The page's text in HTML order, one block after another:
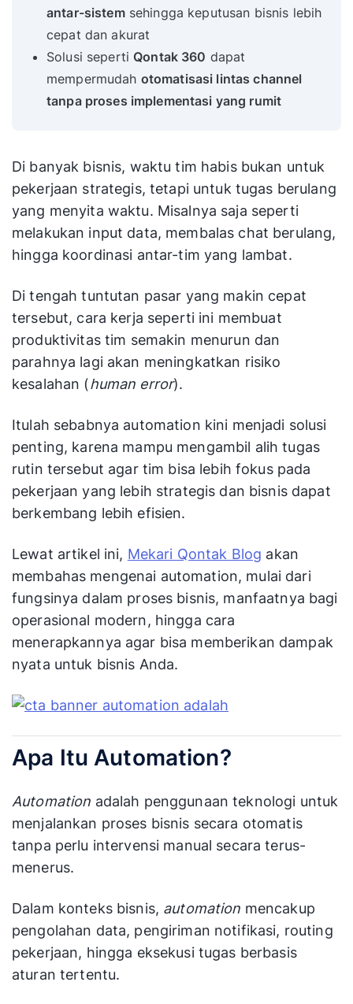
antar-sistemsehingga keputusan bisnis lebih
cepat dan akurat
Solusi seperti Qontak 360 dapat
mempermudah otomatisasi lintas channel
tanpa proses implementasi yang rumit
Di banyak bisnis, waktu tim habis bukan untuk
pekerjaan strategis, tetapi untuk tugas berulang
yang menyita waktu. Misalnya saja seperti
melakukan input data, membalas chat berulang,
hingga koordinasi antar-tim yang lambat.
Di tengah tuntutan pasar yang makin cepat
tersebut, cara kerja seperti ini membuat
produktivitas tim semakin menurun dan
parahnya lagi akan meningkatkan risiko
kesalahan (human error).
Itulah sebabnya automation kini menjadi solusi
penting, karena mampu mengambil alih tugas
rutin tersebut agar tim bisa lebih fokus pada
pekerjaan yang lebih strategis dan bisnis dapat
berkembang lebih efisien.
Lewat artikel ini, Mekari Qontak Blog akan
membahas mengenai automation, mulai dari
fungsinya dalam proses bisnis, manfaatnya bagi
operasional modern, hingga cara
menerapkannya agar bisa memberikan dampak
nyata untuk bisnis Anda.
Apa Itu Automation?
Automation adalah penggunaan teknologi untuk
menjalankan proses bisnis secara otomatis
tanpa perlu intervensi manual secara terus-
menerus.
Dalam konteks bisnis, automation mencakup
pengolahan data, pengiriman notifikasi, routing
pekerjaan, hingga eksekusi tugas berbasis
aturan tertentu.